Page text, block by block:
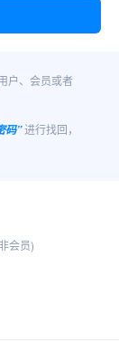
户、会员或者
码”进行找回，
会员)